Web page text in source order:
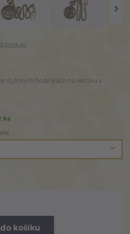
produkt
stylových hodinkách na řetízku s
ks
košíku